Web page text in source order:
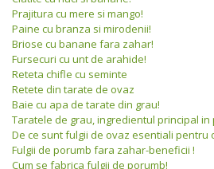
Prajitura cu mere si mango!
Paine cu branza si mirodenii!
Briose cu banane fara zahar!
Fursecuri cu unt de arahide!
Reteta chifle cu seminte
Retete din tarate de ovaz
Baie cu apa de tarate din grau!
Taratele de grau, ingredientul principal
De ce sunt fulgii de ovaz esentiali pentru
Fulgii de porumb fara zahar-beneficii !
Cum se fabrica fulgii de porumb!